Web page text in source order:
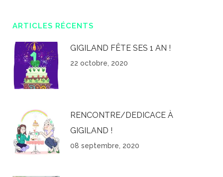
ARTICLES RÉCENTS
GIGILAND FÊTE SES 1 AN !
22 octobre, 2020
RENCONTRE/DEDICACE À
GIGILAND !
08 septembre, 2020